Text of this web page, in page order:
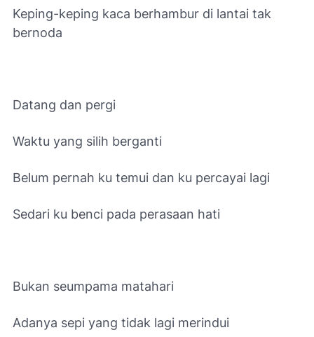
Keping-keping kaca berhambur di lantai tak
bernoda
Datang dan pergi
Waktu yang silih berganti
Belum pernah ku temui dan ku percayai lagi
Sedari ku benci pada perasaan hati
Bukan seumpama matahari
Adanya sepi yang tidak lagi merindui